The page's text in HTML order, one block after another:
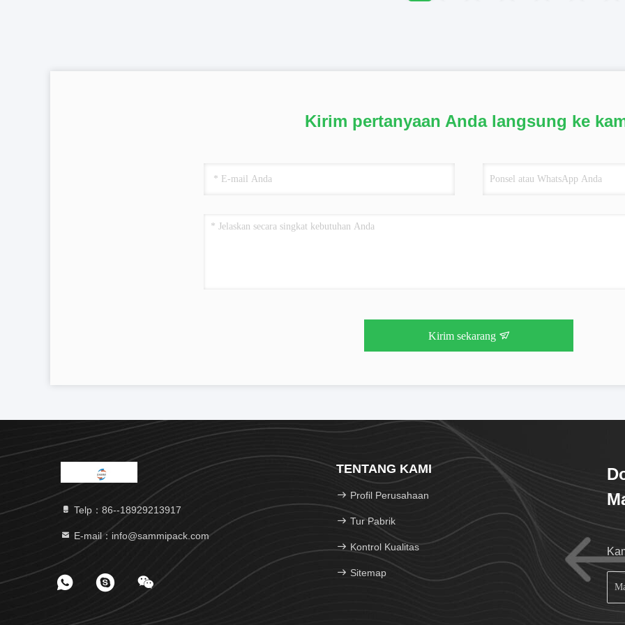
Kirim pertanyaan Anda langsung ke
Kirim sekarang
Telp：86--18929213917
E-mail：info@sammipack.com
TENTANG KAMI
Profil Perusahaan
Tur Pabrik
Kontrol Kualitas
Sitemap